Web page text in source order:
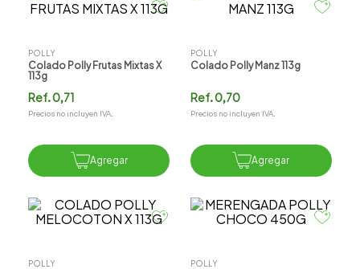
POLLY
Colado Polly Frutas Mixtas X
113g
Ref.0,71
Precios no incluyen IVA.
Agregar
POLLY
Colado Polly Manz 113g
Ref.0,70
Precios no incluyen IVA.
Agregar
POLLY POLLY